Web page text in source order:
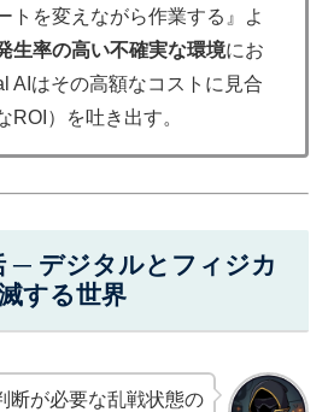
トを変えながら作業する』よ
生率の高い不確実な環境にお
AIはその高額なコストに見合
ROI）を吐き出す。
─ デジタルとフィジカ
する世界
断が必要な乱戦状態の